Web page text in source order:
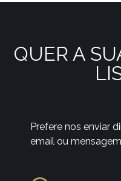
QUER A
Prefere nos enviar
email ou